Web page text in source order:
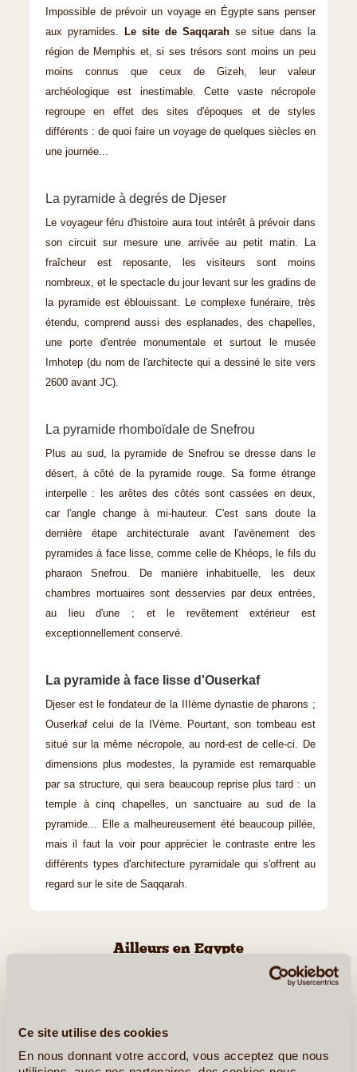
Ce site utilise des cookies
En nous donnant votre accord, vous acceptez que nous
Impossible de prévoir un voyage en Égypte sans penser
aux pyramides.
Le site de Saqqarah se situe dans la
région de Memphis et, si ses trésors sont moins un peu
moins connus que ceux de Gizeh, leur valeur
archéologique est inestimable. Cette vaste nécropole
regroupe en effet des sites d'époques et de styles
différents : de quoi faire un voyage de quelques siècles en
une journée...
La pyramide à degrés de Djeser
Le voyageur féru d'histoire aura tout intérêt à prévoir dans
son circuit sur mesure une arrivée au petit matin. La
fraîcheur est reposante, les visiteurs sont moins
nombreux, et le spectacle du jour levant sur les gradins de
la pyramide est éblouissant. Le complexe funéraire, très
étendu, comprend aussi des esplanades, des chapelles,
une porte d'entrée monumentale et surtout le musée
Imhotep (du nom de l'architecte qui a dessiné le site vers
2600 avant JC).
La pyramide rhomboïdale de Snefrou
Plus au sud, la pyramide de Snefrou se dresse dans le
désert, à côté de la pyramide rouge. Sa forme étrange
interpelle : les arêtes des côtés sont cassées en deux,
car l'angle change à mi-hauteur. C'est sans doute la
dernière étape architecturale avant l'avènement des
pyramides à face lisse, comme celle de Khéops, le fils du
pharaon Snefrou. De manière inhabituelle, les deux
chambres mortuaires sont desservies par deux entrées,
au lieu d'une ; et le revêtement extérieur est
exceptionnellement conservé.
La pyramide à face lisse d'Ouserkaf
Djeser est le fondateur de la IIIème dynastie de pharons ;
Ouserkaf celui de la IVème. Pourtant, son tombeau est
situé sur la même nécropole, au nord-est de celle-ci. De
dimensions plus modestes, la pyramide est remarquable
par sa structure, qui sera beaucoup reprise plus tard : un
temple à cinq chapelles, un sanctuaire au sud de la
pyramide... Elle a malheureusement été beaucoup pillée,
mais il faut la voir pour apprécier le contraste entre les
différents types d'architecture pyramidale qui s'offrent au
regard sur le site de Saqqarah.
Ailleurs en Egypte